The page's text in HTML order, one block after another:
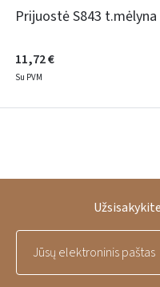
Prijuostė S843 t.mėlyna
11,72 €
Su PVM